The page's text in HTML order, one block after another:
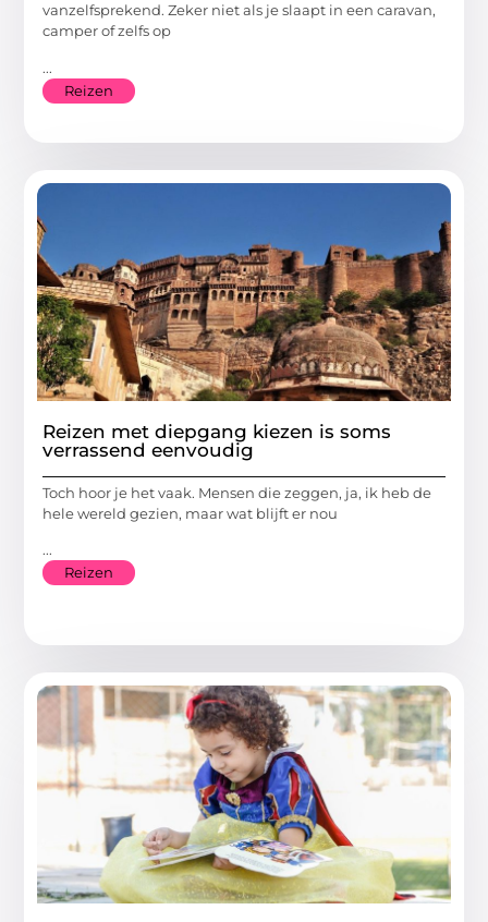
vanzelfsprekend. Zeker niet als je slaapt in een caravan,
camper of zelfs op
...
Reizen
Reizen met diepgang kiezen is soms
verrassend eenvoudig
Toch hoor je het vaak. Mensen die zeggen, ja, ik heb de
hele wereld gezien, maar wat blijft er nou
...
Reizen